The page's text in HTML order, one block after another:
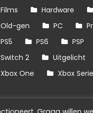
Films
Hardware
Old-gen
PC
PS5
PS6 PSP
Switch 2
Uitgelicht
Xbox One
Xbox